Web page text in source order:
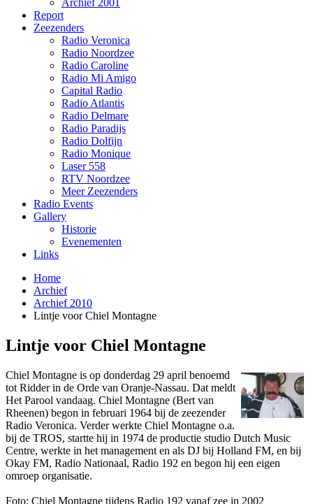
Archief 2001
Report
Zeezenders
Radio Veronica
Radio Noordzee
Radio Caroline
Radio Mi Amigo
Capital Radio
Radio Atlantis
Radio Delmare
Radio Paradijs
Radio Dolfijn
Radio Monique
Laser 558
RTV Noordzee
Meer Zeezenders
Radio Events
Gallery
Historie
Evenementen
Links
Home
Archief
Archief 2010
Lintje voor Chiel Montagne
Lintje voor Chiel Montagne
Chiel Montagne is op donderdag 29 april benoemd
tot Ridder in de Orde van Oranje-Nassau. Dat meldt
Het Parool vandaag. Chiel Montagne (Bert van
Rheenen) begon in februari 1964 bij de zeezender
Radio Veronica. Verder werkte Chiel Montagne o.a.
bij de TROS, startte hij in 1974 de productie studio Dutch Music
Centre, werkte in het management en als DJ bij Holland FM, en bij
Okay FM, Radio Nationaal, Radio 192 en begon hij een eigen
omroep organisatie.
Foto: Chiel Montagne tijdens Radio 192 vanaf zee in 2002